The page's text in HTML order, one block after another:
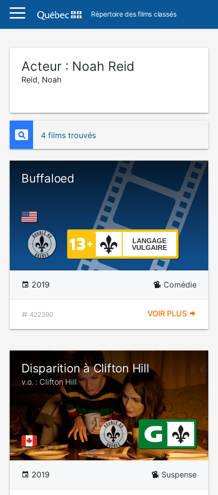
Répertoire des films classés
Acteur : Noah Reid
Reid, Noah
4 films trouvés
Buffaloed
LANGAGE
VULGAIRE
2019 Comédie
422390 VOIR PLUS
Disparition à Clifton Hill
v.o. : Clifton Hill
2019 Suspense